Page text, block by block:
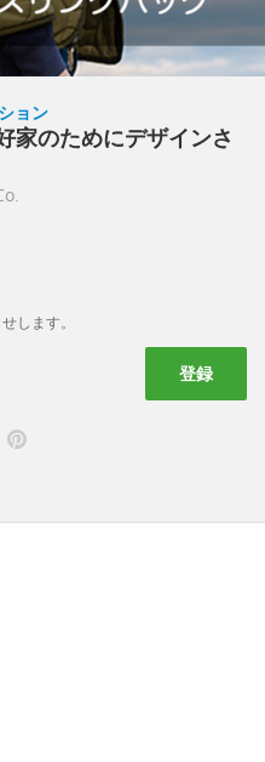
ョン
のためにデザインさ
します。
登録